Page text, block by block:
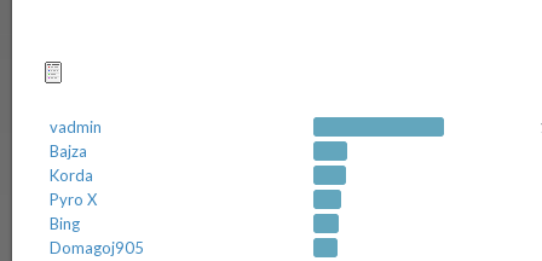
vadmin
Bajza
Korda
Pyro X
Bing
Domagoj905